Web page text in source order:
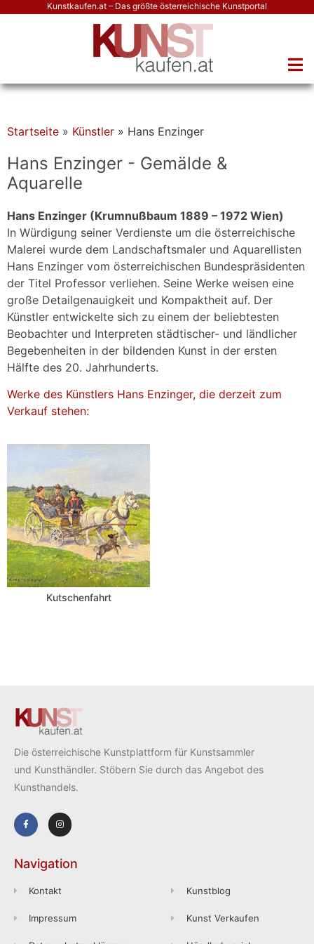
Kunstkaufen.at – Das größte österreichische Kunstportal
Startseite » Künstler » Hans Enzinger
Hans Enzinger - Gemälde &
Aquarelle
Hans Enzinger (Krumnußbaum 1889 – 1972 Wien)
In Würdigung seiner Verdienste um die österreichische
Malerei wurde dem Landschaftsmaler und Aquarellisten
Hans Enzinger vom österreichischen Bundespräsidenten
der Titel Professor verliehen. Seine Werke weisen eine
große Detailgenauigkeit und Kompaktheit auf. Der
Künstler entwickelte sich zu einem der beliebtesten
Beobachter und Interpreten städtischer- und ländlicher
Begebenheiten in der bildenden Kunst in der ersten
Hälfte des 20. Jahrhunderts.
Werke des Künstlers Hans Enzinger, die derzeit zum
Verkauf stehen:
Kutschenfahrt
Die österreichische Kunstplattform für Kunstsammler
und Kunsthändler. Stöbern Sie durch das Angebot des
Kunsthandels.
Navigation
Kontakt
Impressum
Kunstblog
Kunst Verkaufen